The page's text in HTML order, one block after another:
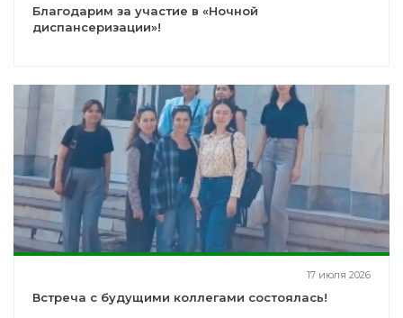
Благодарим за участие в «Ночной
диспансеризации»!
17 июля 2026
Встреча с будущими коллегами состоялась!